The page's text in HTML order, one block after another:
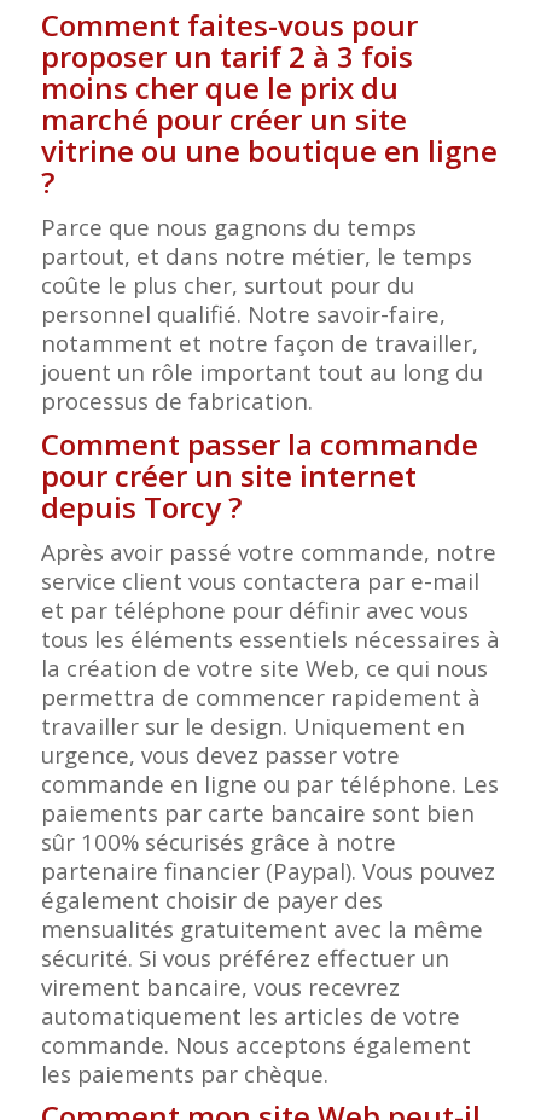
Comment faites-vous pour
proposer un tarif 2 à 3 fois
moins cher que le prix du
marché pour créer un site
vitrine ou une boutique en ligne
?
Parce que nous gagnons du temps
partout, et dans notre métier, le temps
coûte le plus cher, surtout pour du
personnel qualifié. Notre savoir-faire,
notamment et notre façon de travailler,
jouent un rôle important tout au long du
processus de fabrication.
Comment passer la commande
pour créer un site internet
depuis Torcy ?
Après avoir passé votre commande, notre
service client vous contactera par e-mail
et par téléphone pour définir avec vous
tous les éléments essentiels nécessaires à
la création de votre site Web, ce qui nous
permettra de commencer rapidement à
travailler sur le design. Uniquement en
urgence, vous devez passer votre
commande en ligne ou par téléphone. Les
paiements par carte bancaire sont bien
sûr 100% sécurisés grâce à notre
partenaire financier (Paypal). Vous pouvez
également choisir de payer des
mensualités gratuitement avec la même
sécurité. Si vous préférez effectuer un
virement bancaire, vous recevrez
automatiquement les articles de votre
commande. Nous acceptons également
les paiements par chèque.